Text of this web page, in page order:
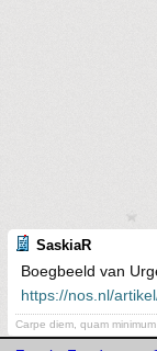
SaskiaR
Boegbeeld van
https://nos.nl/
Carpe diem, quam